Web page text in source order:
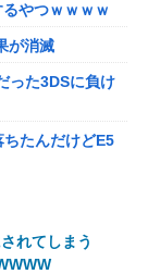
やつｗｗｗｗ
が消滅
った3DSに負け
ちたんだけどE5
やつｗｗｗｗ
母機動部隊っ
れてしまう